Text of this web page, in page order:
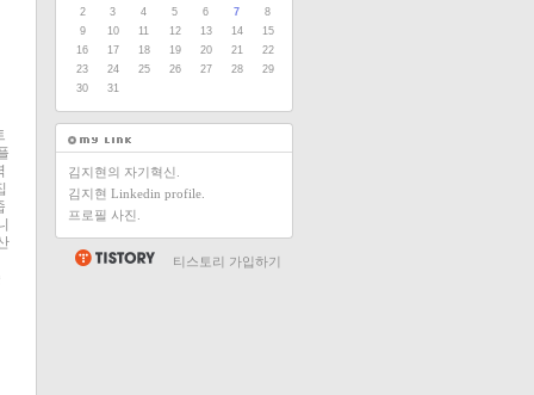
2
3 4 5 6 7
8
9
10 11 12 13 14
15
16
17 18 19 20 21
22
23
24 25 26 27 28
29
30
31
김지현의 자기혁신.
김지현 Linkedin profile.
프로필 사진.
티스토리 가입하기